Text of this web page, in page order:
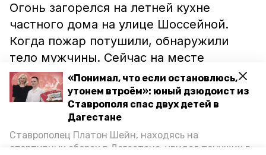
«Понимал, что если остановлюсь,
утонем втроём»: юный дзюдоист из
Ставрополя спас двух детей в
Дагестане
Ставрополец Платон Шейн, находясь на
спортивных сборах в Дегестане, увидел тонущих в
Огонь загорелся на летней кухне
частного дома на улице Шоссейной.
Когда пожар потушили, обнаружили
тело мужчины. Сейчас на месте
происшествия работает дознаватель
МЧС, который устанавливает, что стало
причиной пожара и из-за чего именно
умер мужчина. На фото с места пожара
видно, что сильнее всего пострадала